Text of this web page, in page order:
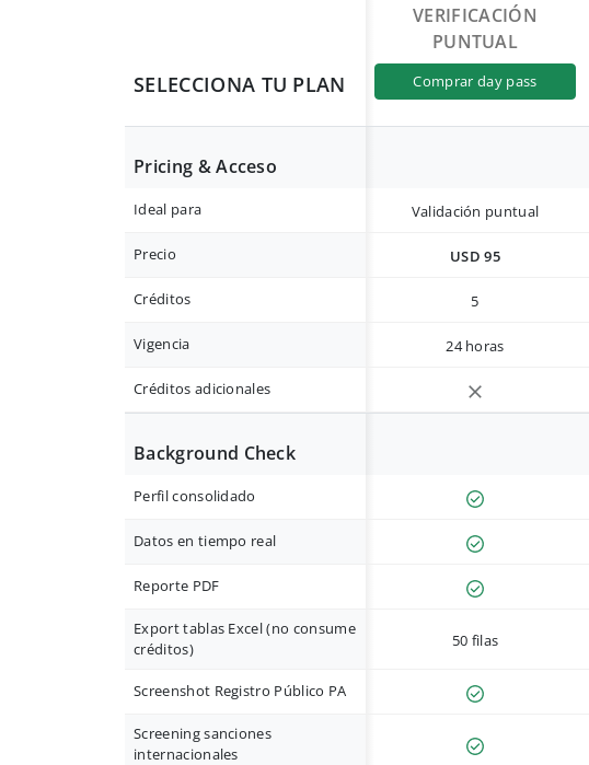
SELECCIONA TU PLAN
VERIFICACIÓN
PUNTUAL
comprar day pass
Pricing & Acceso
Ideal para Validación puntual
Precio USD 95
Créditos 5
Vigencia 24 horas
Créditos adicionales
Background Check
Perfil consolidado
Datos en tiempo real
Reporte PDF
Export tablas Excel (no consume
créditos)
50 filas
Screenshot Registro Público PA
Screening sanciones
internacionales